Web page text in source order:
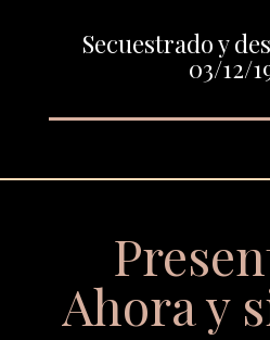
Secuestrado y
03/12/
Ahora y